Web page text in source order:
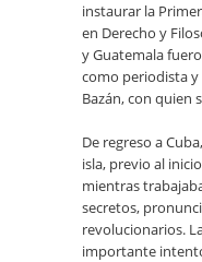
instaurar la
en Derecho y
y Guatemala
como periodista
Bazán, con quien
De regreso a
isla, previo al
mientras
secretos,
revolucionarios.
importante